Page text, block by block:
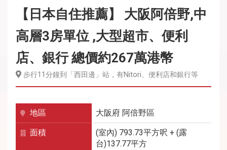
【日本自住推薦】 大阪阿倍野,中
高層3房單位 ,大型超市、便利
店、銀行 總價約267萬港幣
步行11分鐘到「西田邊」站，有Nitori、便利店和銀行等
地區 大阪府 阿倍野區
面積
(室內) 793.73平方呎 + (露
台)137.77平方